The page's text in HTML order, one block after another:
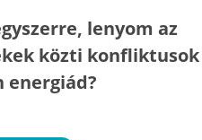
lenyom az
közti konfliktusok
energiád?